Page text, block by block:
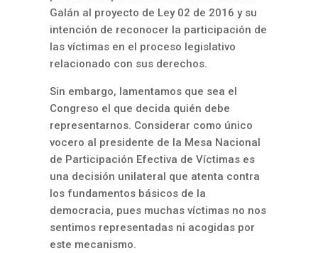
Galán al proyecto de Ley 02 de 2016 y su
intención de reconocer la participación de
las víctimas en el proceso legislativo
relacionado con sus derechos.
Sin embargo, lamentamos que sea el
Congreso el que decida quién debe
representarnos. Considerar como único
vocero al presidente de la Mesa Nacional
de Participación Efectiva de Víctimas es
una decisión unilateral que atenta contra
los fundamentos básicos de la
democracia, pues muchas víctimas no nos
sentimos representadas ni acogidas por
este mecanismo.